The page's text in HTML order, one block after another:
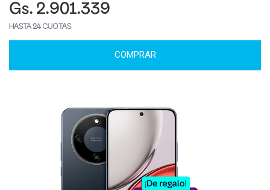
Gs. 2.901.339
HASTA 24 CUOTAS
COMPRAR